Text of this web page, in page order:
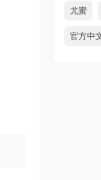
尤蜜
官方中